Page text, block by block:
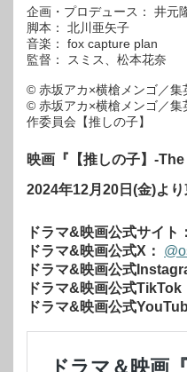
企画・プロデュース： 井元
脚本： 北川亜矢子
音楽： fox capture plan
監督： スミス、松本花奈
© 赤坂アカ×横槍メンゴ／集
© 赤坂アカ×横槍メンゴ／
作委員会【推しの子】
映画『【推しの子】-The
2024年12月20日(金)よ
ドラマ&映画公式サイト：
ドラマ&映画公式X：
ドラマ&映画公式
ドラマ&映画公式TikTok
ドラマ&映画公式